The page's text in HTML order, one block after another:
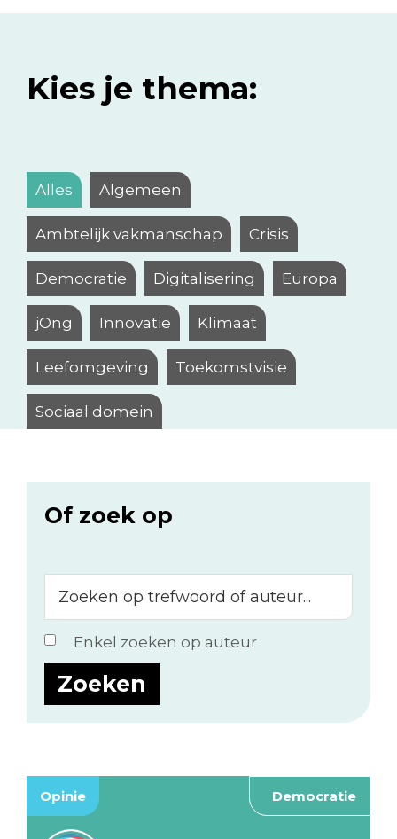
Kies je thema:
Alles Algemeen
Ambtelijk vakmanschap Crisis
Democratie Digitalisering Europa
jOng Innovatie Klimaat
Leefomgeving Toekomstvisie
Sociaal domein
Of zoek op
op
trefwoord
of
auteur...
Enkel zoeken op auteur
Opinie Democratie